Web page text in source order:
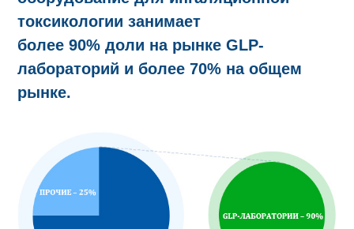
токсикологии занимает
более 90% доли на рынке GLP-
лабораторий и более 70% на общем
рынке.